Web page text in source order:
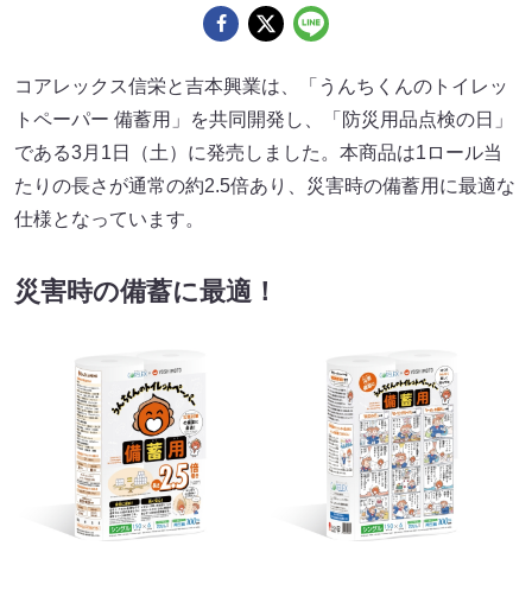
コアレックス信栄と吉本興業は、「うんちくんのトイレッ
トペーパー 備蓄用」を共同開発し、「防災用品点検の日」
である3月1日（土）に発売しました。本商品は1ロール当
たりの長さが通常の約2.5倍あり、災害時の備蓄用に最適な
仕様となっています。
災害時の備蓄に最適！